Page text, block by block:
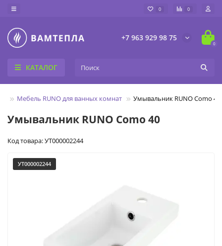
0 0
+7 963 929 98 75
0
КАТАЛОГ
Мебель RUNO для ванных комнат Умывальник RUNO Como 40
Умывальник RUNO Como 40
Код товара: УТ000002244
УТ000002244